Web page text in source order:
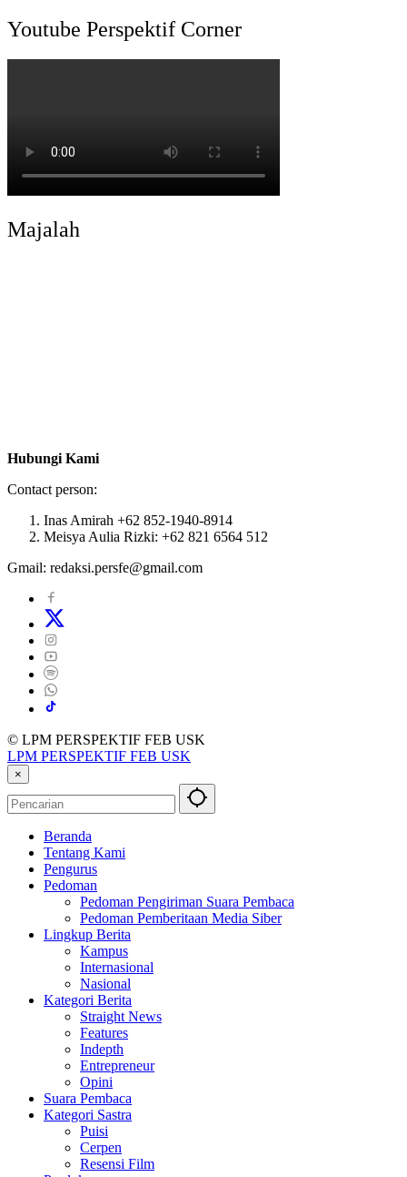
Youtube Perspektif Corner
Majalah
Hubungi Kami
Contact person:
Inas Amirah +62 852-1940-8914
Meisya Aulia Rizki: +62 821 6564 512
Gmail: redaksi.persfe@gmail.com
© LPM PERSPEKTIF FEB USK
LPM PERSPEKTIF FEB USK
×
Beranda
Tentang Kami
Pengurus
Pedoman
Pedoman Pengiriman Suara Pembaca
Pedoman Pemberitaan Media Siber
Lingkup Berita
Kampus
Internasional
Nasional
Kategori Berita
Straight News
Features
Indepth
Entrepreneur
Opini
Suara Pembaca
Kategori Sastra
Puisi
Cerpen
Resensi Film